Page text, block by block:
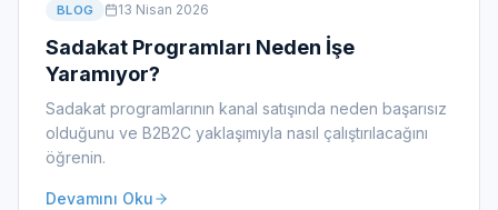
BLOG 13 Nisan 2026
Sadakat Programları Neden İşe
Yaramıyor?
Sadakat programlarının kanal satışında neden başarısız
olduğunu ve B2B2C yaklaşımıyla nasıl çalıştırılacağını
öğrenin.
Devamını Oku